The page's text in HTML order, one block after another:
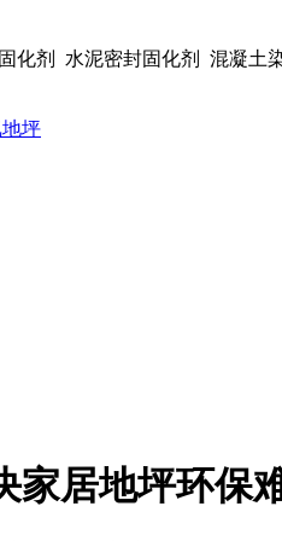
化剂 水泥密封固化剂 混凝土
坪
家居地坪环保